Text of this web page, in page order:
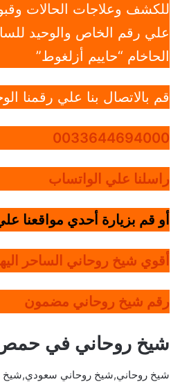
للكشف وعلاجات الحالات
علي رقم الخاص والوحيد
الحاخام “حاييم أزلغوط”
قم بالاتصال بنا علي رقمنا
0033644694000
راسلنا علي الواتساب
أو قم بزيارة أحدي مواقعنا
أقوي شيخ روحاني الساحر
رقم شيخ روحاني مضمون
شيخ روحاني في
شيخ روحاني,شيخ روحاني سعودي,شيخ